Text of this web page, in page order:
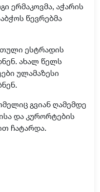
ერმაკოვმა, აჭარის
წევრებმა
ესტრადის
ახალ წელს
ულამაზესი
გვიან ღამემდე
და კურორტების
ჩატარდა.